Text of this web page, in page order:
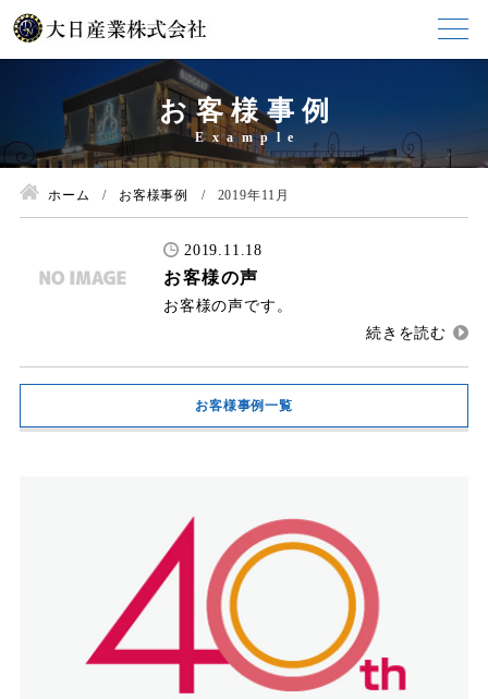
お客様事例
ホーム お客様事例 2019年11月
2019.11.18
お客様の声
お客様の声です。
お客様事例一覧